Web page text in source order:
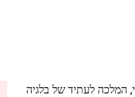
המלכה לעתיד של בלגיה